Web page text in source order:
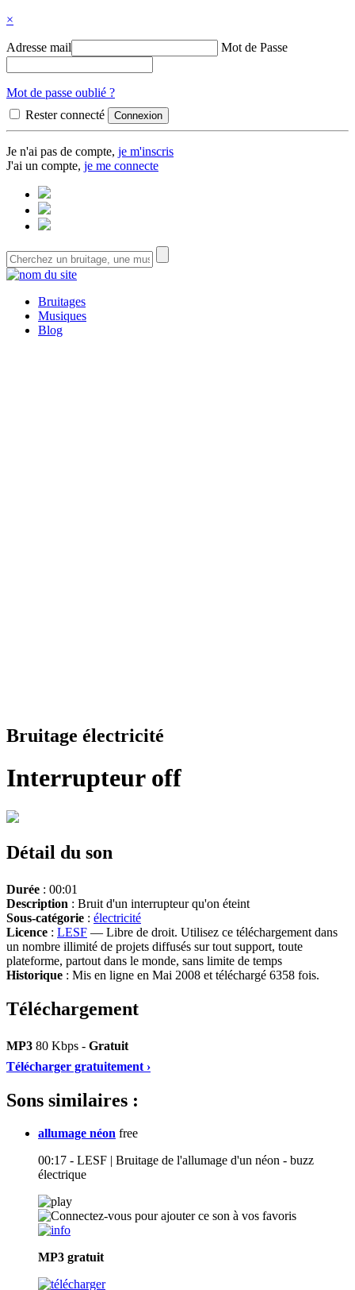
×
Adresse mail Mot de Passe
Mot de passe oublié ?
Rester connecté
Je n'ai pas de compte, je m'inscris
J'ai un compte, je me connecte
Bruitages
Musiques
Blog
Bruitage électricité
Interrupteur off
Détail du son
Durée : 00:01
Description : Bruit d'un interrupteur qu'on éteint
Sous-catégorie : électricité
Licence : LESF — Libre de droit. Utilisez ce téléchargement dans
un nombre illimité de projets diffusés sur tout support, toute
plateforme, partout dans le monde, sans limite de temps
Historique : Mis en ligne en Mai 2008 et téléchargé 6358 fois.
Téléchargement
MP3 80 Kbps - Gratuit
Télécharger gratuitement ›
Sons similaires :
allumage néon free
00:17 - LESF | Bruitage de l'allumage d'un néon - buzz
électrique
MP3 gratuit